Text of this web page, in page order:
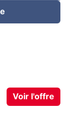
Voir l'offre